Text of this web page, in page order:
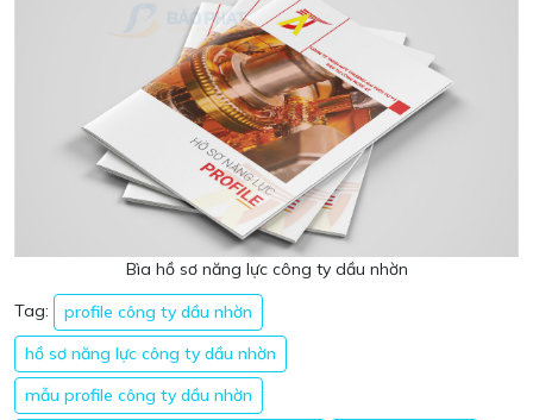
Bìa hồ sơ năng lực công ty dầu nhờn
Tag:
profile công ty dầu nhờn
hồ sơ năng lực công ty dầu nhờn
mẫu profile công ty dầu nhờn